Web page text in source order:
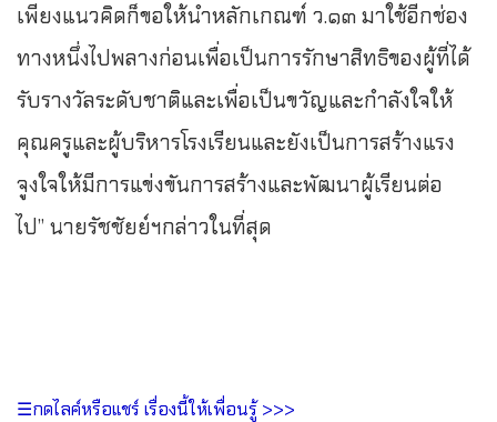
เพียงแนวคิดก็ขอให้นำหลักเกณฑ์ ว.๑๓ มาใช้อีกช่อง
ทางหนึ่งไปพลางก่อนเพื่อเป็นการรักษาสิทธิของผู้ที่ได้
รับรางวัลระดับชาติและเพื่อเป็นขวัญและกำลังใจให้
คุณครูและผู้บริหารโรงเรียนและยังเป็นการสร้างแรง
จูงใจให้มีการแข่งขันการสร้างและพัฒนาผู้เรียนต่อ
ไป” นายรัชชัยย์ฯกล่าวในที่สุด
☰กดไลค์หรือแชร์ เรื่องนี้ให้เพื่อนรู้ >>>